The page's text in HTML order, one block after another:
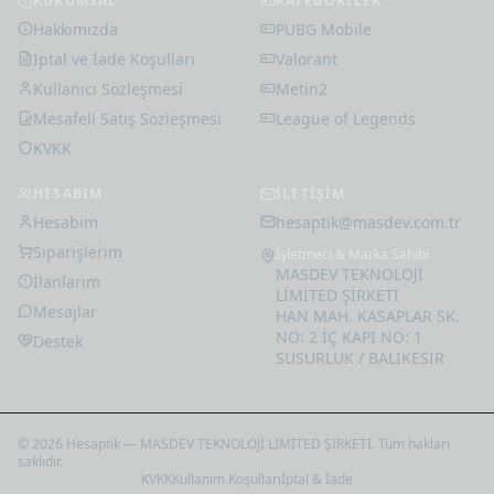
Steam Cüzdan Kodu 100
4.621 08 ₺
Hakkımızda
İptal ve İade Koşulları
Kullanıcı Sözleşmesi
Mesafeli Satış Sözleşmesi
KVKK
PUBG Mobile
Valorant
Metin2
League of Legends
Hesabım
Siparişlerim
İlanlarım
Mesajlar
Destek
hesaptik@masdev.com.tr
İşletmeci & Marka Sahibi
MASDEV TEKNOLOJİ
LİMİTED ŞİRKETİ
HAN MAH. KASAPLAR SK.
NO: 2 İÇ KAPI NO: 1
SUSURLUK / BALIKESİR
© 2026 Hesaptik — MASDEV TEKNOLOJİ LİMİTED ŞİRKETİ. Tüm hakları
saklıdır.
KVKKKullanım Koşullarıİptal & İade